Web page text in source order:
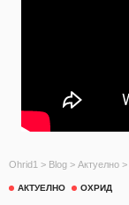
Ohrid1 > Blog > Актуелно >
АКТУЕЛНО ОХРИД